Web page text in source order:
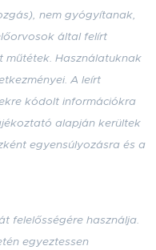
nem gyógyítanak,
által felírt
Használatuknak
A leírt
kódolt információkra
alapján kerültek
egyensúlyozásra és a
felelősségére használja.
egyeztessen